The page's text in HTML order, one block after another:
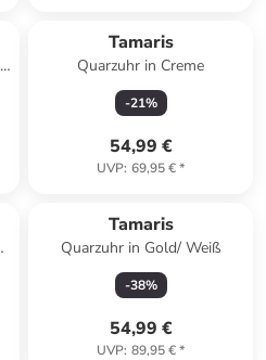
Tamaris
Quarzuhr in Creme
-21%
54,99 €
UVP: 69,95 €*
Tamaris
Quarzuhr in Gold/ Weiß
-38%
54,99 €
UVP: 89,95 €*